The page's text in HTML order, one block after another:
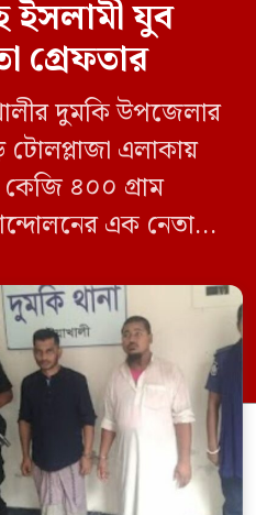
যুব
গ্রেফতার
দুমকি উপজেলার
এলাকায়
৪০০ গ্রাম
এক নেতাকে
মাদক চক্রের আরও
র‍্যাব ও পুলিশ
গোপন সংবাদের
১ পটুয়াখালী ক্যাম্পের